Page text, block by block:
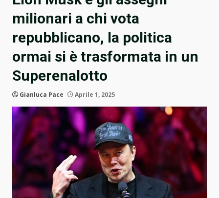
milionari a chi vota
repubblicano, la politica
ormai si è trasformata in un
Superenalotto
Gianluca Pace Aprile 1, 2025